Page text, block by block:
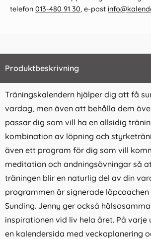
telefon 013-480 91 30, e-post
Produktbeskrivning
Träningskalendern hjälper dig att få
vardag, men även att behålla dem
passar dig som vill ha en allsidig
kombination av löpning och
även ett program för dig som vill
meditation och andningsövningar så
träningen blir en naturlig del av din
programmen är signerade löpcoachen
Sunding. Jenny ger också
inspirationen vid liv hela året. På varje
en kalendersida med veckoplanering